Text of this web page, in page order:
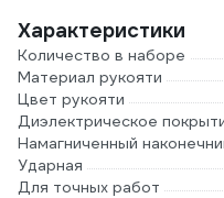
Характеристики
Количество в наборе
Материал рукояти
Цвет рукояти
Диэлектрическое
Намагниченный
Ударная
Для точных работ